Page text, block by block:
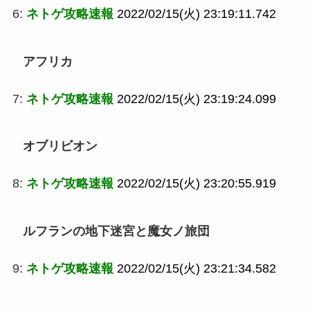
6: ネトゲ攻略速報 2022/02/15(火) 23:19:11.742
アフリカ
7: ネトゲ攻略速報 2022/02/15(火) 23:19:24.099
オブリビオン
8: ネトゲ攻略速報 2022/02/15(火) 23:20:55.919
ルフランの地下迷宮と魔女ノ旅団
9: ネトゲ攻略速報 2022/02/15(火) 23:21:34.582